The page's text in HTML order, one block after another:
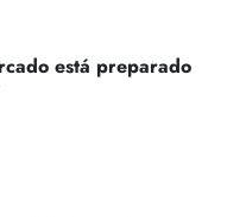
está preparado